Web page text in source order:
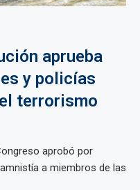
aprueba
y policías
terrorismo
aprobó por
a miembros de las